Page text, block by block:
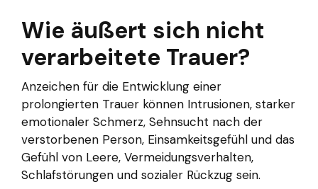
Wie äußert sich nicht
verarbeitete Trauer?
Anzeichen für die Entwicklung einer
prolongierten Trauer können Intrusionen, starker
emotionaler Schmerz, Sehnsucht nach der
verstorbenen Person, Einsamkeitsgefühl und das
Gefühl von Leere, Vermeidungsverhalten,
Schlafstörungen und sozialer Rückzug sein.